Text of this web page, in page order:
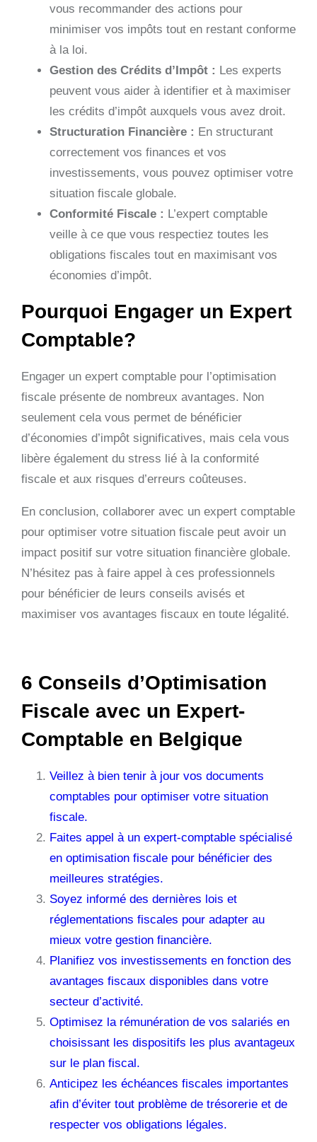
vous recommander des actions pour
minimiser vos impôts tout en restant conforme
à la loi.
Gestion des Crédits d’Impôt : Les experts
peuvent vous aider à identifier et à maximiser
les crédits d’impôt auxquels vous avez droit.
Structuration Financière : En structurant
correctement vos finances et vos
investissements, vous pouvez optimiser votre
situation fiscale globale.
Conformité Fiscale : L’expert comptable
veille à ce que vous respectiez toutes les
obligations fiscales tout en maximisant vos
économies d’impôt.
Pourquoi Engager un Expert
Comptable?
Engager un expert comptable pour l’optimisation
fiscale présente de nombreux avantages. Non
seulement cela vous permet de bénéficier
d’économies d’impôt significatives, mais cela vous
libère également du stress lié à la conformité
fiscale et aux risques d’erreurs coûteuses.
En conclusion, collaborer avec un expert comptable
pour optimiser votre situation fiscale peut avoir un
impact positif sur votre situation financière globale.
N’hésitez pas à faire appel à ces professionnels
pour bénéficier de leurs conseils avisés et
maximiser vos avantages fiscaux en toute légalité.
6 Conseils d’Optimisation
Fiscale avec un Expert-
Comptable en Belgique
Veillez à bien tenir à jour vos documents
comptables pour optimiser votre situation
fiscale.
Faites appel à un expert-comptable spécialisé
en optimisation fiscale pour bénéficier des
meilleures stratégies.
Soyez informé des dernières lois et
réglementations fiscales pour adapter au
mieux votre gestion financière.
Planifiez vos investissements en fonction des
avantages fiscaux disponibles dans votre
secteur d’activité.
Optimisez la rémunération de vos salariés en
choisissant les dispositifs les plus avantageux
sur le plan fiscal.
Anticipez les échéances fiscales importantes
afin d’éviter tout problème de trésorerie et de
respecter vos obligations légales.